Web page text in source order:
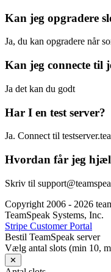
Kan jeg opgradere
Ja, du kan opgradere når
Kan jeg connecte til
Ja det kan du godt
Har I en test server?
Ja. Connect til
Hvordan får jeg
Skriv til
Copyright 2006 - 2026
TeamSpeak Systems, Inc.
Stripe Customer Portal
Bestil TeamSpeak server
Vælg antal slots (min 10,
✕